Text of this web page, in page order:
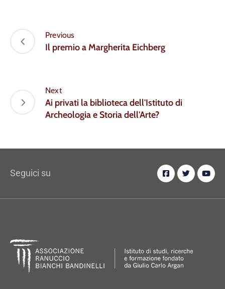
Previous
Il premio a Margherita Eichberg
Next
Ai privati la biblioteca dell'Istituto di
Archeologia e Storia dell'Arte?
Seguici su